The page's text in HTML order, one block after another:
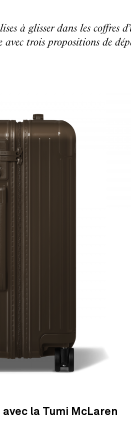
à glisser dans les coffres
avec trois propositions de
la Tumi McLaren